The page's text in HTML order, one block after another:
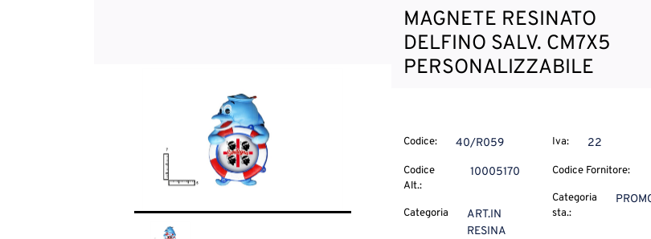
MAGNETE RESINATO
DELFINO SALV. CM7X5
PERSONALIZZABILE
Codice: 40/R059
Codice
Alt.:
10005170
Categoria
ART.IN
RESINA
Iva: 22
Codice Fornitore:
Categoria
sta.: